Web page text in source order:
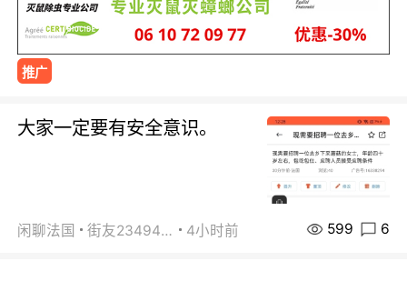
推广
大家一定要有安全意识。
闲聊法国 街友23494008 4小时前 599 6